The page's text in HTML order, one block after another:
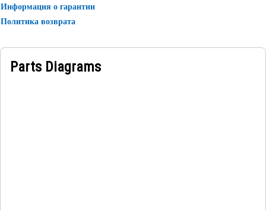
Информация о гарантии
Политика возврата
Parts Diagrams